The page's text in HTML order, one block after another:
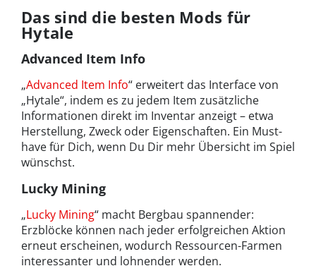
Das sind die besten Mods für
Hytale
Advanced Item Info
„Advanced Item Info“ erweitert das Interface von
„Hytale“, indem es zu jedem Item zusätzliche
Informationen direkt im Inventar anzeigt – etwa
Herstellung, Zweck oder Eigenschaften. Ein Must-
have für Dich, wenn Du Dir mehr Übersicht im Spiel
wünschst.
Lucky Mining
„Lucky Mining“ macht Bergbau spannender:
Erzblöcke können nach jeder erfolgreichen Aktion
erneut erscheinen, wodurch Ressourcen-Farmen
interessanter und lohnender werden.